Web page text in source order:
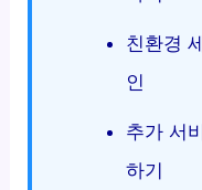
친환경
인
추가 서
하기